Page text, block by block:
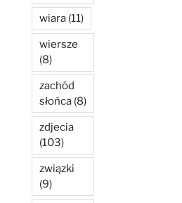
wiara (11)
wiersze
(8)
zachód
słońca (8)
zdjecia
(103)
związki
(9)